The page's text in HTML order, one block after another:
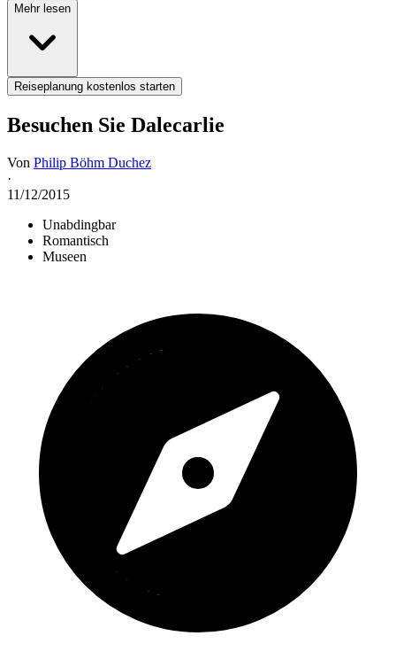
Mehr lesen
Reiseplanung kostenlos starten
Besuchen Sie Dalecarlie
Von Philip Böhm Duchez
·
11/12/2015
Unabdingbar
Romantisch
Museen